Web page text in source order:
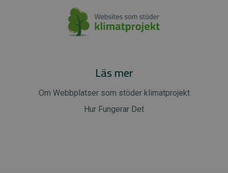
Läs mer
Om Webbplatser som stöder klimatprojekt
Hur Fungerar Det